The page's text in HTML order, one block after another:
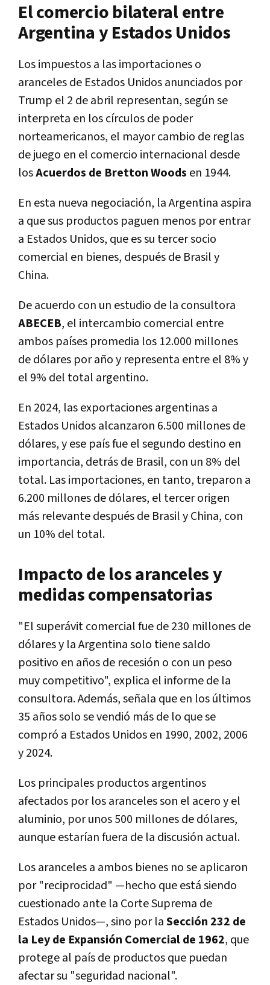
El comercio bilateral entre
Argentina y Estados Unidos
Los impuestos a las importaciones o
aranceles de Estados Unidos anunciados por
Trump el 2 de abril representan, según se
interpreta en los círculos de poder
norteamericanos, el mayor cambio de reglas
de juego en el comercio internacional desde
losAcuerdos de Bretton Woods en 1944.
En esta nueva negociación, la Argentina aspira
a que sus productos paguen menos por entrar
a Estados Unidos, que es su tercer socio
comercial en bienes, después de Brasil y
China.
De acuerdo con un estudio de la consultora
ABECEB, el intercambio comercial entre
ambos países promedia los 12.000 millones
de dólares por año y representa entre el 8% y
el 9% del total argentino.
En 2024, las exportaciones argentinas a
Estados Unidos alcanzaron 6.500 millones de
dólares, y ese país fue el segundo destino en
importancia, detrás de Brasil, con un 8% del
total. Las importaciones, en tanto, treparon a
6.200 millones de dólares, el tercer origen
más relevante después de Brasil y China, con
un 10% del total.
Impacto de los aranceles y
medidas compensatorias
"El superávit comercial fue de 230 millones de
dólares y la Argentina solo tiene saldo
positivo en años de recesión o con un peso
muy competitivo", explica el informe de la
consultora. Además, señala que en los últimos
35 años solo se vendió más de lo que se
compró a Estados Unidos en 1990, 2002, 2006
y 2024.
Los principales productos argentinos
afectados por los aranceles son el acero y el
aluminio, por unos 500 millones de dólares,
aunque estarían fuera de la discusión actual.
Los aranceles a ambos bienes no se aplicaron
por "reciprocidad" —hecho que está siendo
cuestionado ante la Corte Suprema de
Estados Unidos—, sino por laSección 232 de
la Ley de Expansión Comercial de 1962, que
protege al país de productos que puedan
afectar su "seguridad nacional".